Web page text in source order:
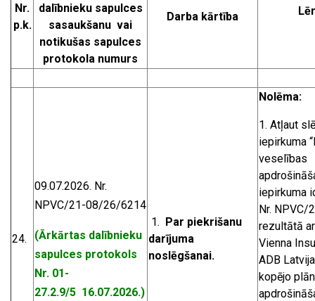
Nr.
p.k.
dalībnieku sapulces
sasaukšanu vai
notikušas sapulces
protokola numurs
Darba kārtība
24.
09.07.2026. Nr.
NPVC/21-08/26/6214
(Ārkārtas dalībnieku
sapulces protokols
Nr. 01-
27.2.9/5 16.07.2026.)
1. Par piekrišanu
darījuma
noslēgšanai.
Nolēma:
Atļaut
iepirkuma
veselības
iepirkuma
Nr. NPVC/
rezultātā
Vienna
ADB
kopējo